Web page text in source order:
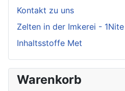
Kontakt zu uns
Zelten in der Imkerei -
Inhaltsstoffe Met
Warenkorb